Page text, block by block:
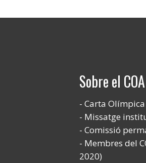
Sobre el COA
Carta Olímpica
Missatge
Comissió
Membres del
2020)